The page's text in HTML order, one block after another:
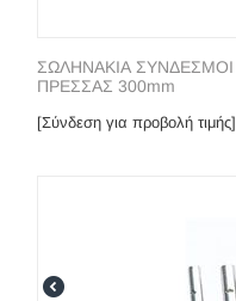
ΣΩΛΗΝΑΚΙΑ ΣΥΝΔΕΣΜΟΙ
ΠΡΕΣΣΑΣ 300mm
[Σύνδεση για προβολή τιμής]